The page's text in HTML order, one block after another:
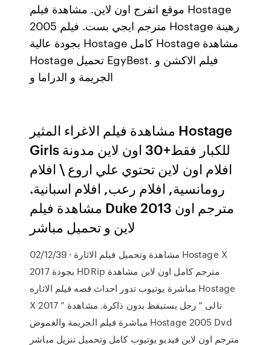
موقع اتفرج اون لاين. مشاهدة فيلم Hostage
2005 مترجم ايجي بست. فيلم Hostage رهينة
بجودة عالية Hostage كامل Hostage مشاهدة
Hostage تحميل EgyBest. فيلم الاكشن و
مشاهدة فيلم الاغراء المثير Hostage
Girls للكبار فقط+30 اون لاين مدونة
افلام اون لاين تحتوي علي اروع \ افلام
رومانسية, افلام رعب, افلام اسبانية.
مشاهدة فيلم Duke 2013 مترجم اون
لاين و تحميل مباشر
02/12/39 · مشاهدة وتحميل فيلم الاثارة Hostage X
2017 بجودة HDRip مترجم كامل اون لاين مشاهدة
مباشرة يوتيوب تدور احداث قصه فيلم الاثاره Hostage
X 2017 ” تالى ” رجل يستيقظ بدون ذاكرة. مشاهدة
مباشرة فيلم الجريمة والغموض Hostage 2005 Dvd
مترجم اون لاين فيديو يوتيوب كامل وتحميل تنزيل مباشر